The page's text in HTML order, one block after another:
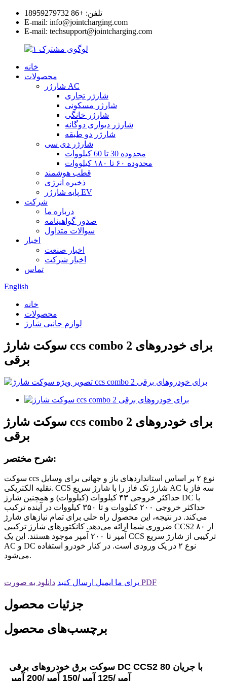
تلفن: +86 18959279732
E-mail: info@jointcharging.com
E-mail: techsupport@jointcharging.com
خانه
محصولات
شارژر AC
شارژر تجاری
شارژر مسکونی
شارژر خانگی
شارژر دیواری دوگانه
شارژر دو طبقه
شارژر دی سی
محدوده 30 تا 60 کیلووات
محدوده ۶۰ تا ۱۸۰ کیلووات
قطب هوشمند
ذخیره انرژی
پایه شارژر EV
شرکت
درباره ما
صدور گواهینامه
سوالات متداول
اخبار
اخبار صنعت
اخبار شرکت
تماس
English
خانه
محصولات
لوازم جانبی شارژ
سوکت شارژ ccs combo 2 برای خودروهای
برقی
سوکت شارژ ccs combo 2 برای خودروهای
برقی
شرح مختصر:
سوکت ccs نوع ۲ بر اساس استانداردهای باز و جهانی برای وسایل
نقلیه الکتریکی. CCS شارژ تک فاز را با شارژ سریع AC سه فاز با
حداکثر خروجی ۴۳ کیلووات (کیلووات) و همچنین شارژ DC با
حداکثر خروجی ۲۰۰ کیلووات و تا ۳۵۰ کیلووات در آینده ترکیب
می‌کند. در نتیجه، این محصول راه حلی برای تمام نیازهای شارژ
ضروری شما ارائه می‌دهد. کانکتورهای شارژ ترکیبی CCS2 از ۸۰
آمپر تا ۲۰۰ آمپر موجود هستند. این یک CCS ترکیبی از شارژ سریع
AC و DC نوع ۲ در یک ورودی است. در کنار خودرو استفاده
می‌شود.
برای ما ایمیل ارسال کنید دانلود به صورت PDF
جزئیات محصول
برچسب‌های محصول
سوکت برق خودروهای برقی DC CCS2 با جریان 80
آمپر/125 آمپر/150 آمپر/200 آمپر